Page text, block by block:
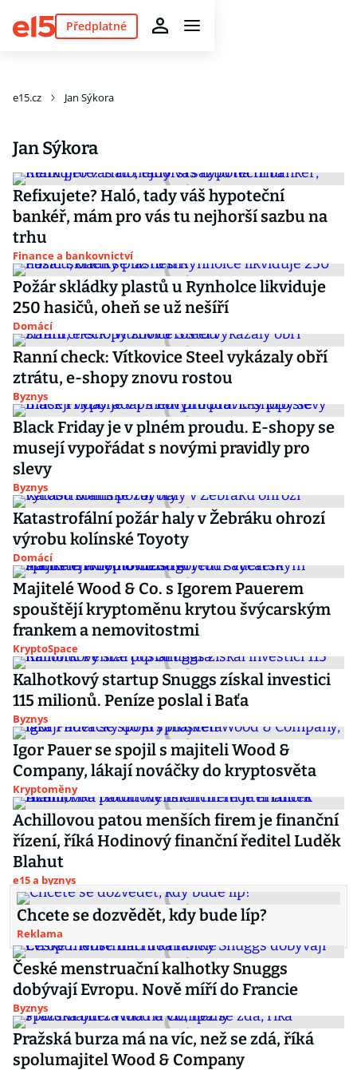
Předplatné
e15.cz Jan Sýkora
Jan Sýkora
Refixujete? Haló, tady váš hypoteční
bankéř, mám pro vás tu nejhorší sazbu na
trhu
Finance a bankovnictví
Požár skládky plastů u Rynholce likviduje
250 hasičů, oheň se už nešíří
Domácí
Ranní check: Vítkovice Steel vykázaly obří
ztrátu, e-shopy znovu rostou
Byznys
Black Friday je v plném proudu. E-shopy se
musejí vypořádat s novými pravidly pro
slevy
Byznys
Katastrofální požár haly v Žebráku ohrozí
výrobu kolínské Toyoty
Domácí
Majitelé Wood & Co. s Igorem Pauerem
spouštějí kryptoměnu krytou švýcarským
frankem a nemovitostmi
KryptoSpace
Kalhotkový startup Snuggs získal investici
115 milionů. Peníze poslal i Baťa
Byznys
Igor Pauer se spojil s majiteli Wood &
Company, lákají nováčky do kryptosvěta
Kryptoměny
Achillovou patou menších firem je finanční
řízení, říká Hodinový finanční ředitel Luděk
Blahut
e15 a byznys
Chcete se dozvědět, kdy bude líp?
Reklama
České menstruační kalhotky Snuggs
dobývají Evropu. Nově míří do Francie
Byznys
Pražská burza má na víc, než se zdá, říká
spolumajitel Wood & Company